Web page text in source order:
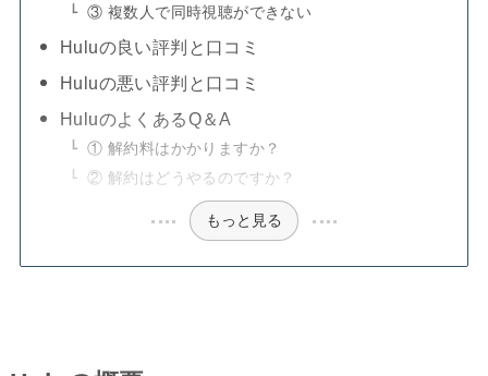
③ 複数人で同時視聴ができない
Huluの良い評判と口コミ
Huluの悪い評判と口コミ
HuluのよくあるQ＆A
① 解約料はかかりますか？
② 解約はどうやるのですか？
もっと見る